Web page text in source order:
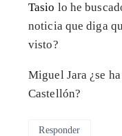
Tasio lo he
noticia que diga
visto?
Miguel Jara ¿se
Castellón?
Responder